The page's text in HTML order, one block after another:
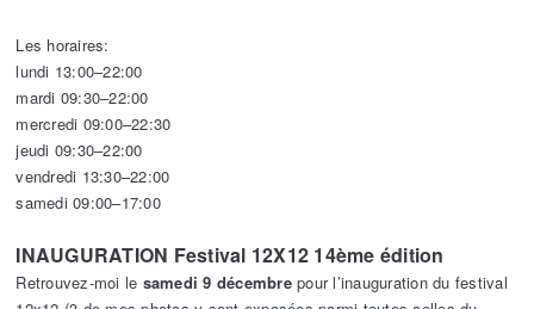
Les horaires:
lundi 13:00–22:00
mardi 09:30–22:00
mercredi 09:00–22:30
jeudi 09:30–22:00
vendredi 13:30–22:00
samedi 09:00–17:00
INAUGURATION Festival 12X12 14ème édition
Retrouvez-moi le samedi 9 décembrepour l’inauguration du festival